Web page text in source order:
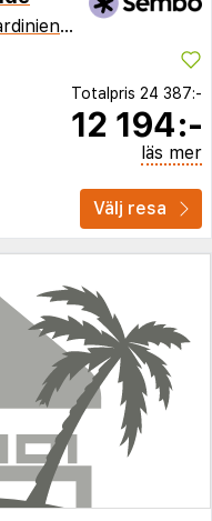
,Italien
Totalpris 24 387:-
12 194:-
läs mer
Välj resa